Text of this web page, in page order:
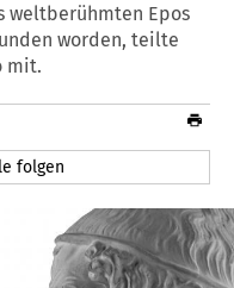
weltberühmten Epos
worden, teilte
mit.
folgen